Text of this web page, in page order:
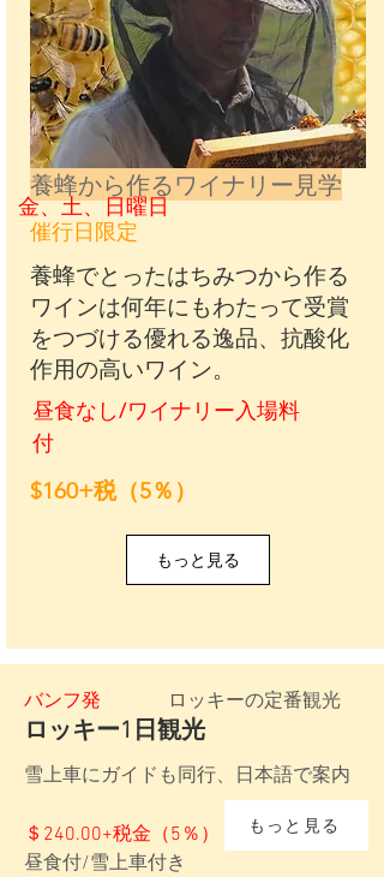
養蜂から作るワイナリー見学
催行日限定
金、土、日曜日
養蜂でとったはちみつから作る
ワインは何年にもわたって受賞
をつづける優れる逸品、抗酸化
作用の高いワイン。
昼食なし/ワイナリー入場料
付
$160+税（5％）
もっと見る
ロッキーの定番観光
バンフ発
ロッキー1日観光
雪上車にガイドも同行、日本語で案内
＄240.00+税金（5％） もっと見る
昼食付/雪上車付き